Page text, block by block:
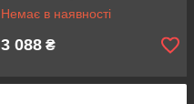
Немає в наявності
3 088 ₴